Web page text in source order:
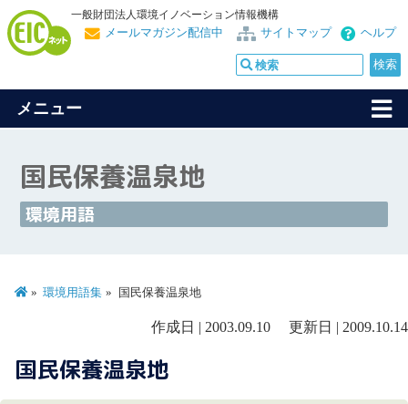
一般財団法人環境イノベーション情報機構
ヘルプ
サイトマップ
メールマガジン配信中
メニュー
国民保養温泉地
環境用語
環境用語集 国民保養温泉地
作成日 | 2003.09.10 更新日 | 2009.10.14
国民保養温泉地